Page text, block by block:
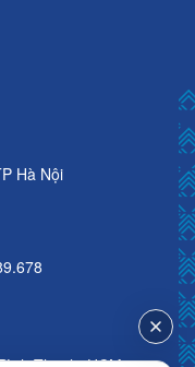
Hà Nội